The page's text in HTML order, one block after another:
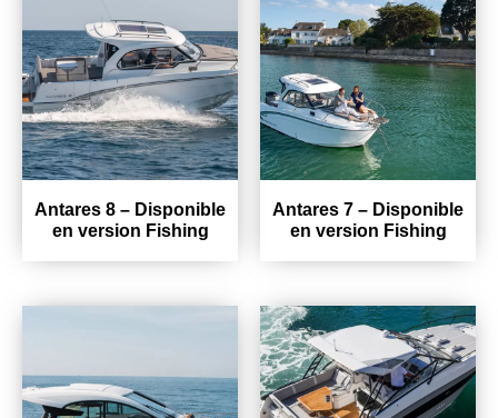
Antares 8 – Disponible
en version Fishing
Antares 7 – Disponible
en version Fishing